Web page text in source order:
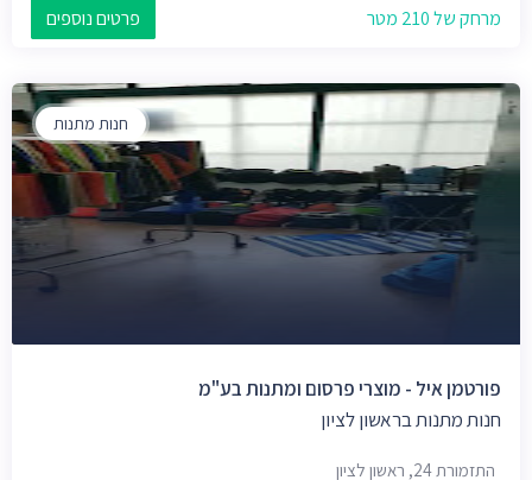
מרחק של 210 מטר פרטים נוספים
חנות מתנות
פורטמן איל - מוצרי פרסום ומתנות בע"מ
חנות מתנות בראשון לציון
התזמורת 24, ראשון לציון